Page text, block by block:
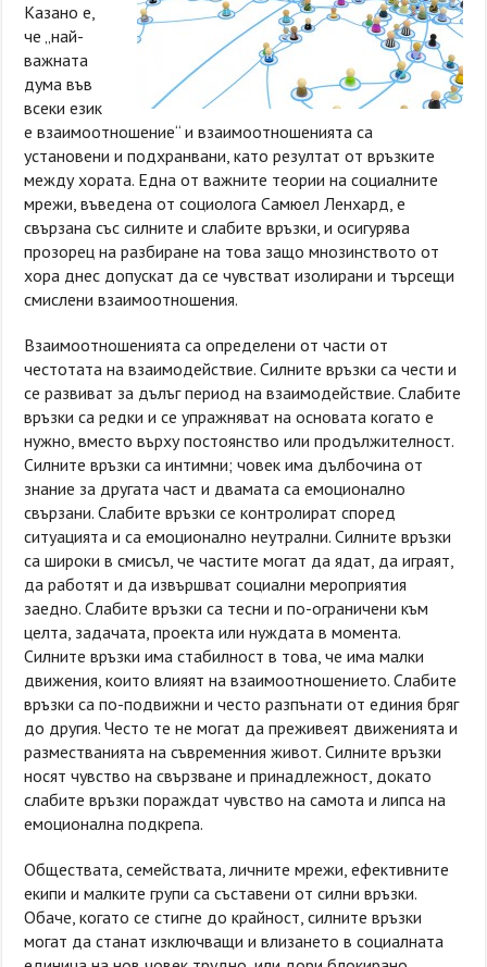
Казано е,
че „най-
важната
дума във
всеки език
е взаимоотношение“ и взаимоотношенията са
установени и подхранвани, като резултат от връзките
между хората. Една от важните теории на социалните
мрежи, въведена от социолога Самюел Ленхард, е
свързана със силните и слабите връзки, и осигурява
прозорец на разбиране на това защо мнозинството от
хора днес допускат да се чувстват изолирани и търсещи
смислени взаимоотношения.
Взаимоотношенията са определени от части от
честотата на взаимодействие. Силните връзки са чести и
се развиват за дълъг период на взаимодействие. Слабите
връзки са редки и се упражняват на основата когато е
нужно, вместо върху постоянство или продължителност.
Силните връзки са интимни; човек има дълбочина от
знание за другата част и двамата са емоционално
свързани. Слабите връзки се контролират според
ситуацията и са емоционално неутрални. Силните връзки
са широки в смисъл, че частите могат да ядат, да играят,
да работят и да извършват социални мероприятия
заедно. Слабите връзки са тесни и по-ограничени към
целта, задачата, проекта или нуждата в момента.
Силните връзки има стабилност в това, че има малки
движения, които влияят на взаимоотношението. Слабите
връзки са по-подвижни и често разпънати от единия бряг
до другия. Често те не могат да преживеят движенията и
разместванията на съвременния живот. Силните връзки
носят чувство на свързване и принадлежност, докато
слабите връзки пораждат чувство на самота и липса на
емоционална подкрепа.
Обществата, семействата, личните мрежи, ефективните
екипи и малките групи са съставени от силни връзки.
Обаче, когато се стигне до крайност, силните връзки
могат да станат изключващи и влизането в социалната